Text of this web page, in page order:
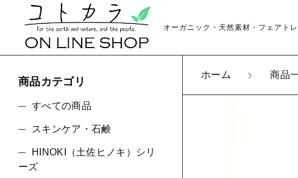
オーガニック・天然素材・フェアト
ホーム 商品
商品カテゴリ
すべての商品
スキンケア・石鹸
HINOKI（土佐ヒノキ）シリ
ーズ
【送料無
親カテゴリ